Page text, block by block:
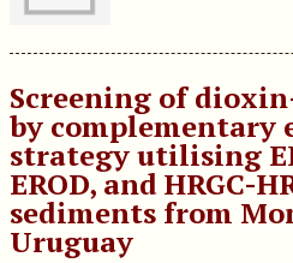
Screening of
by complementary
strategy utilising
EROD, and HRGC-
sediments from
Uruguay